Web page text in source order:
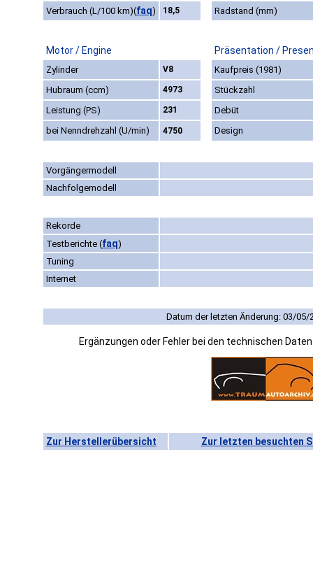
Verbrauch (L/100 km)(faq) 18,5 Radstand (mm)
Motor / Engine Präsentation /
Zylinder V8
Kaufpreis (1981)
Hubraum (ccm)
4973
Stückzahl
Leistung (PS)
231
Debüt
bei Nenndrehzahl (U/min)
4750 Design
Vorgängermodell
Nachfolgemodell
Rekorde
Testberichte (faq)
Tuning
Internet
Datum der letzten Änderung: 03/05/
Ergänzungen oder Fehler bei den technischen
Zur Herstellerübersicht Zur letzten besuchten